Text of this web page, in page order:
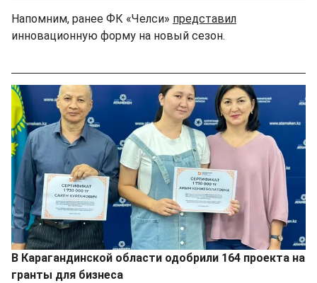
Напомним, ранее ФК «Челси» представил
инновационную форму на новый сезон.
В Карагандинской области одобрили 164 проекта на
гранты для бизнеса